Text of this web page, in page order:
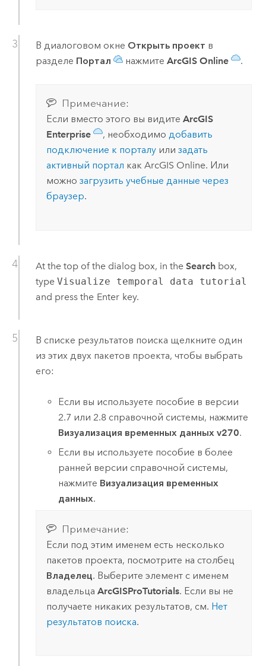
В диалоговом окне Открыть проект в
разделе Портал нажмите ArcGIS Online .
Примечание:
Если вместо этого вы видите ArcGIS
Enterprise
, необходимо добавить
подключение к порталуили задать
активный портал как ArcGIS Online. Или
можно загрузить учебные данные через
браузер.
At the top of the dialog box, in the Searchbox,
type Visualize temporal data tutorial
and press the Enter key.
В списке результатов поиска щелкните один
из этих двух пакетов проекта, чтобы выбрать
его:
Если вы используете пособие в версии
2.7 или2.8 справочной системы, нажмите
Визуализация временных данных v270.
Если вы используете пособие в более
ранней версии справочной системы,
нажмите Визуализация временных
данных.
Примечание:
Если под этим именем есть несколько
пакетов проекта, посмотрите на столбец
Владелец. Выберите элемент с именем
владельца ArcGISProTutorials. Если вы не
получаете никаких результатов, см. Нет
результатов поиска.